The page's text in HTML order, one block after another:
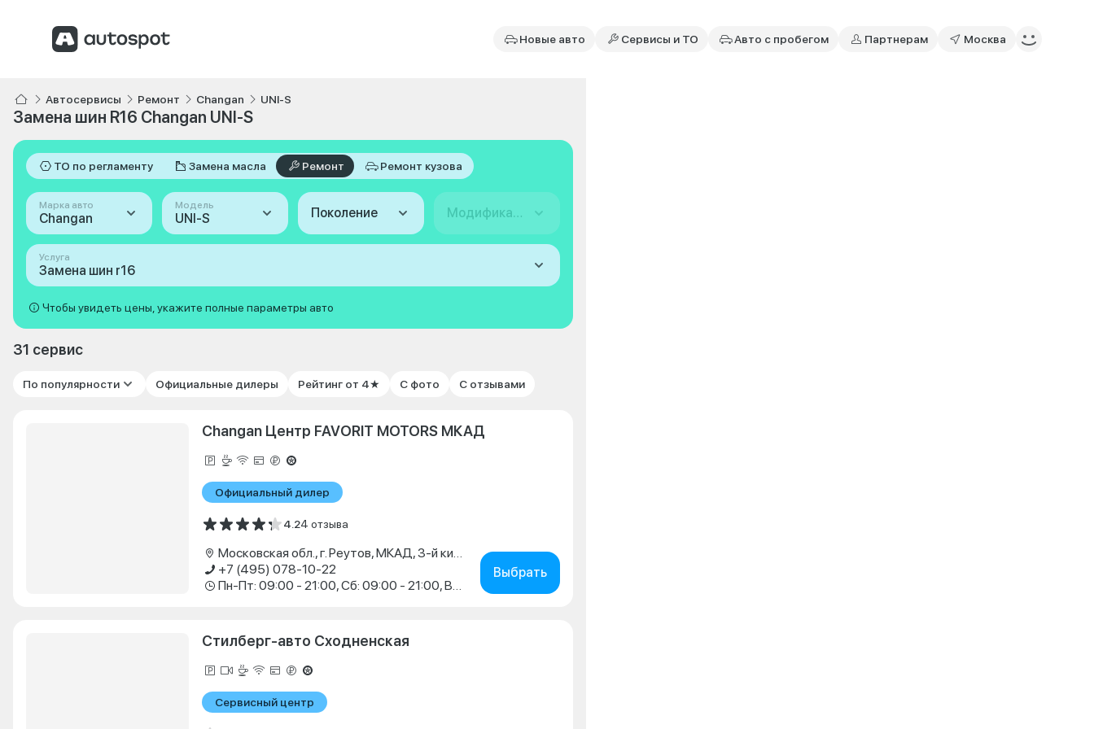
Новые авто Сервисы и ТО Авто с пробегом Партнерам Москва
Автосервисы Ремонт Changan UNI-S
Замена шин R16 Changan UNI-S
ТО по регламенту Замена масла Ремонт Ремонт кузова
Марка авто
Changan
Модель
UNI-S Поколение Модификация
Услуга
Замена шин r16
Чтобы увидеть цены, укажите полные параметры авто
31 сервис
По популярности Официальные дилеры Рейтинг от 4★ С фото С отзывами
Changan Центр FAVORIT MOTORS МКАД
Официальный дилер
4.24 отзыва
Московская обл., г. Реутов, МКАД, 3-й километр, д. 7, стр. 1
+7 (495) 078-10-22
Пн-Пт: 09:00 - 21:00, Сб: 09:00 - 21:00, Вс: 09:00 - 20:00
Выбрать
Стилберг-авто Сходненская
Сервисный центр